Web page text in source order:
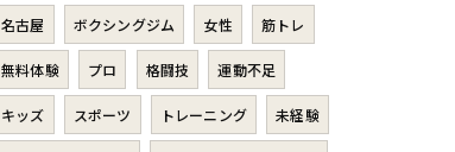
名古屋 ボクシングジム 女性 筋トレ
無料体験 プロ 格闘技 運動不足
キッズ スポーツ トレーニング 未経験